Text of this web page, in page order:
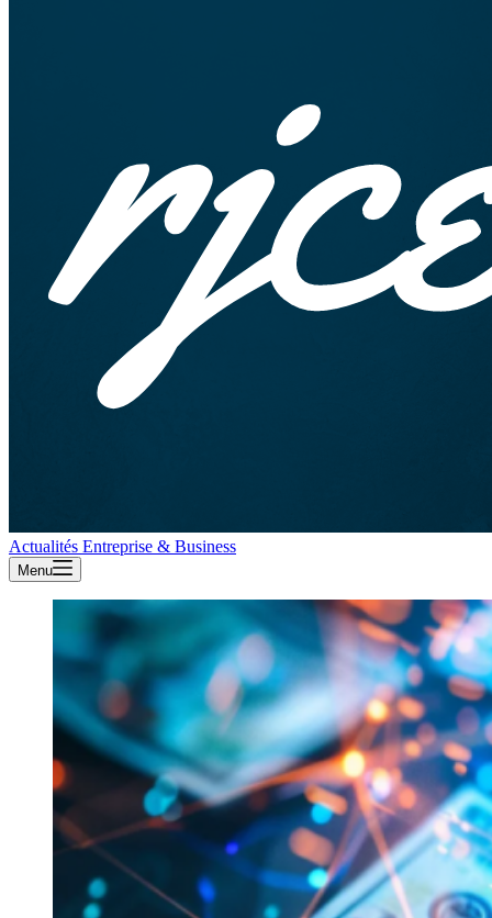
Actualités Entreprise & Business
Menu